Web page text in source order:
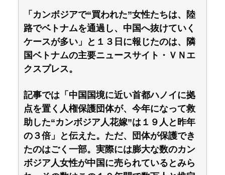
「カンボジアで“買われた”女性たちは、陸
路でベトナムを通過し、中国へ抜けていく
ケースが多い」と１３日に報じたのは、隣
国ベトナムの主要ニュースサイト・ＶＮエ
クスプレス。
記事では「中国国境に近い首都ハノイに拠
点を置く人権保護団体が、今年になって救
助した“カンボジア人花嫁”は１９人と昨年
の３倍」と伝えた。ただ、団体が保護でき
たのはごく一部。実際には膨大な数のカン
ボジア人女性が中国に売られているとみら